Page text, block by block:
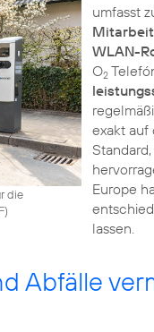
die
)
umfasst
WLAN-
O2
exakt auf
Europe
lassen.
Abfälle